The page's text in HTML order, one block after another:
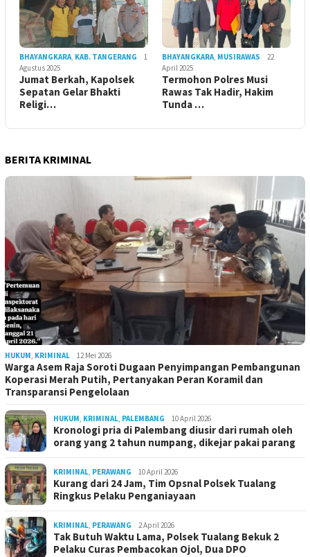
BHAYANGKARA, KAB. TANGERANG
1
Agustus 2025
Jumat Berkah, Kapolsek
Sepatan Gelar Bhakti
Religi…
BHAYANGKARA, MUSIRAWAS
22
April 2025
Termohon Polres Musi
Rawas Tak Hadir, Hakim
Tunda …
BERITA KRIMINAL
HUKUM, KRIMINAL 12 Mei 2026
Warga Asem Raja Soroti Dugaan Penyimpangan Pembangunan
Koperasi Merah Putih, Pertanyakan Peran Koramil dan
Transparansi Pengelolaan
HUKUM, KRIMINAL, PALEMBANG 10 April 2026
Kronologi pria di Palembang diusir dari rumah oleh
orang yang 2 tahun numpang, dikejar pakai parang
KRIMINAL, PERAWANG 10 April 2026
Kurang dari 24 Jam, Tim Opsnal Polsek Tualang
Ringkus Pelaku Penganiayaan
KRIMINAL, PERAWANG 2 April 2026
Tak Butuh Waktu Lama, Polsek Tualang Bekuk 2
Pelaku Curas Pembacokan Ojol, Dua DPO